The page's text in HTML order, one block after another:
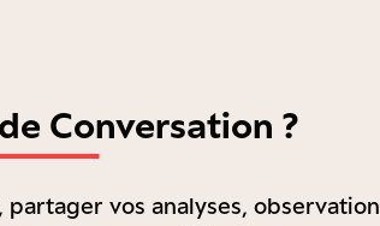
Conversation ?
vos analyses,